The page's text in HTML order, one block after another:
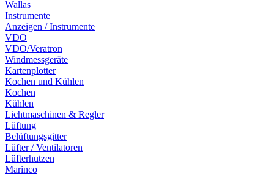
Wallas
Instrumente
Anzeigen / Instrumente
VDO
VDO/Veratron
Windmessgeräte
Kartenplotter
Kochen und Kühlen
Kochen
Kühlen
Lichtmaschinen & Regler
Lüftung
Belüftungsgitter
Lüfter / Ventilatoren
Lüfterhutzen
Marinco